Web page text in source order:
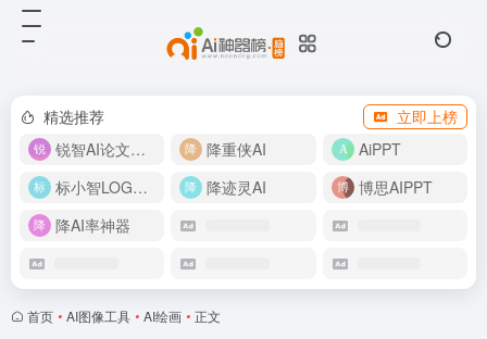
精选推荐
立即上榜
锐智AI论文生成
降重侠AI
AiPPT
标小智LOGO设计
降迹灵AI
博思AIPPT
降AI率神器
首页 • AI图像工具 • AI绘画 • 正文